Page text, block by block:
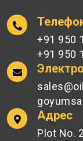
+91 950
+91 950
Адрес
Plot No.